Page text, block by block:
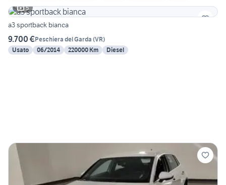
5
a3 sportback bianca
9.700 €Peschiera del Garda (VR)
Usato
06/2014 220000 Km Diesel